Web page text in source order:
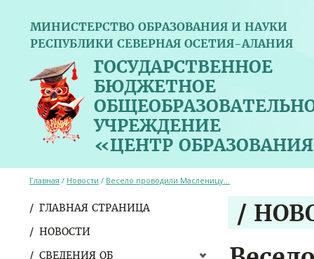
МИНИСТЕРСТВО ОБРАЗОВАНИЯ И НАУКИ
РЕСПУБЛИКИ СЕВЕРНАЯ ОСЕТИЯ-АЛАНИЯ
ГОСУДАРСТВЕННОЕ
БЮДЖЕТНОЕ
УЧРЕЖДЕНИЕ
«ЦЕНТР
ГЛАВНАЯ СТРАНИЦА
НОВОСТИ
СВЕДЕНИЯ ОБ
Главная / Новости / Весело проводили Масленицу…
/